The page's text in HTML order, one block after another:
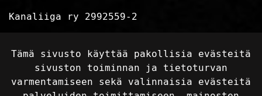
Tämä sivusto käyttää pakollisia evästeitä
sivuston toiminnan ja tietoturvan
varmentamiseen sekä valinnaisia evästeitä
Kanaliiga ry 2992559-2
Toimitusehdot